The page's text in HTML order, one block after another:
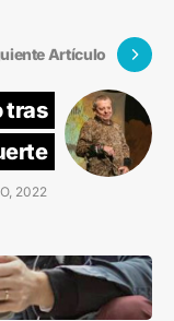
Artículo
tras
2022